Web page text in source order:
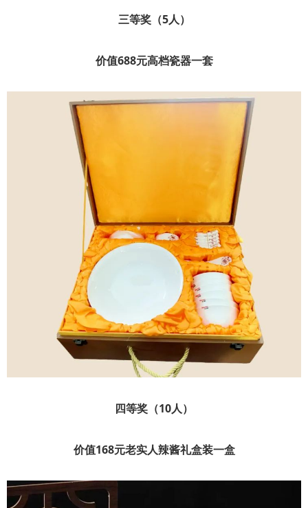
三等奖（5人）
价值688元高档瓷器一套
四等奖（10人）
价值168元老实人辣酱礼盒装一盒